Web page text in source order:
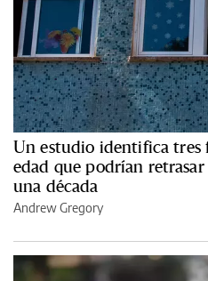
Un estudio identifica tres
edad que podrían
una década
Andrew Gregory